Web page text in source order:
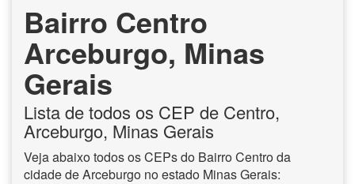
Bairro Centro
Arceburgo, Minas
Gerais
Lista de todos os CEP de Centro,
Arceburgo, Minas Gerais
Veja abaixo todos os CEPs do Bairro Centro da
cidade de Arceburgo no estado Minas Gerais: